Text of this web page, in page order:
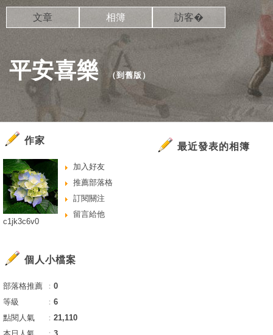
平安喜樂 （到舊版 ）
文章 相簿 訪客�
最近發表的相簿
作家
加入好友
推薦部落格
訂閱關注
留言給他
c1jk3c6v0
個人小檔案
部落格推薦 ： 0
等級
： 6
點閱人氣
： 21,110